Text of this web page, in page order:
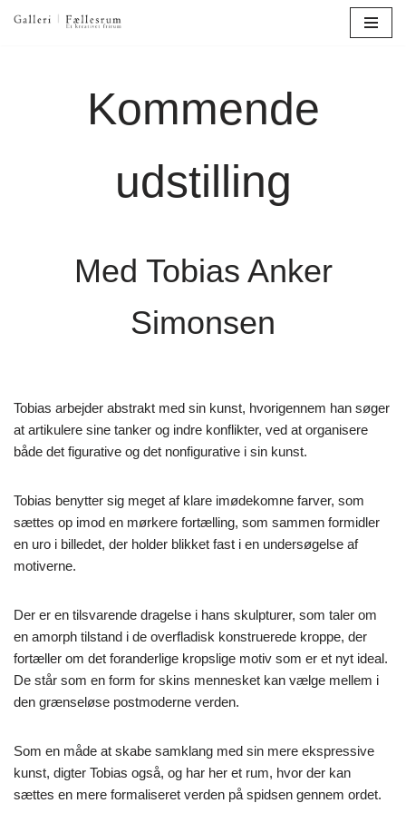
Kommende
udstilling
Med Tobias Anker
Simonsen
Tobias arbejder abstrakt med sin kunst, hvorigennem han søger
at artikulere sine tanker og indre konflikter, ved at organisere
både det figurative og det nonfigurative i sin kunst.
Tobias benytter sig meget af klare imødekomne farver, som
sættes op imod en mørkere fortælling, som sammen formidler
en uro i billedet, der holder blikket fast i en undersøgelse af
motiverne.
Der er en tilsvarende dragelse i hans skulpturer, som taler om
en amorph tilstand i de overfladisk konstruerede kroppe, der
fortæller om det foranderlige kropslige motiv som er et nyt ideal.
De står som en form for skins mennesket kan vælge mellem i
den grænseløse postmoderne verden.
Som en måde at skabe samklang med sin mere ekspressive
kunst, digter Tobias også, og har her et rum, hvor der kan
sættes en mere formaliseret verden på spidsen gennem ordet.